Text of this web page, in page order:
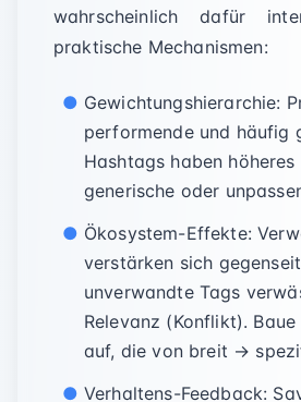
wahrscheinlich dafür
praktische Mechanismen:
Gewichtungshierarchie:
performende und häufig
Hashtags haben
generische oder
Ökosystem-Effekte:
verstärken sich
unverwandte Tags
Relevanz (Konflikt).
auf, die von breit →
Verhaltens-Feedback: